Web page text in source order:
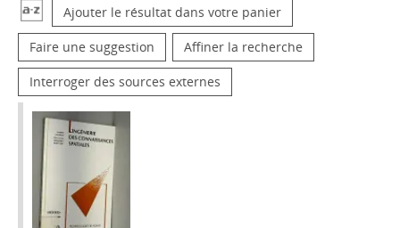
Ajouter le résultat dans votre panier
Faire une suggestion Affiner la recherche
Interroger des sources externes